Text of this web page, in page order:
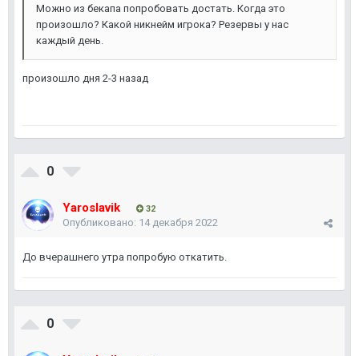
Можно из бекапа попробовать достать. Когда это
произошло? Какой никнейм игрока? Резервы у нас
каждый день.
произошло дня 2-3 назад
0
Yaroslavik 32
Опубликовано: 14 декабря 2022
До вчерашнего утра попробую откатить.
0